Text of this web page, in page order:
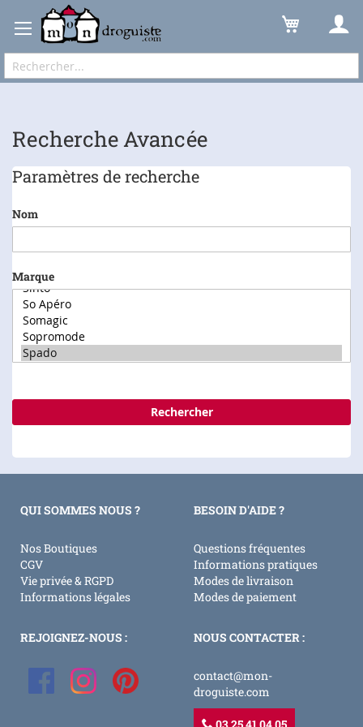
Expédition sous 48 à 72h et frais de port à partir de 6,90 € !
Recherche avancée dans le catalogue
Recherche Avancée
Paramètres de recherche
Nom
Marque
Rechercher
QUI SOMMES NOUS ?
Nos Boutiques
CGV
Vie privée & RGPD
Informations légales
BESOIN D'AIDE ?
Questions fréquentes
Informations pratiques
Modes de livraison
Modes de paiement
REJOIGNEZ-NOUS : NOUS CONTACTER :
contact@mon-
droguiste.com